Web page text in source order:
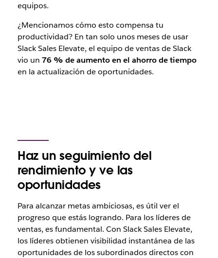
equipos.
¿Mencionamos cómo esto compensa tu
productividad? En tan solo unos meses de usar
Slack Sales Elevate, el equipo de ventas de Slack
vio un 76 % de aumento en el ahorro de tiempo
en la actualización de oportunidades.
Haz un seguimiento del
rendimiento y ve las
oportunidades
Para alcanzar metas ambiciosas, es útil ver el
progreso que estás logrando. Para los líderes de
ventas, es fundamental. Con Slack Sales Elevate,
los líderes obtienen visibilidad instantánea de las
oportunidades de los subordinados directos con